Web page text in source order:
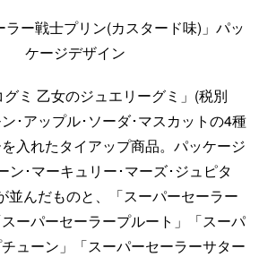
ラー戦士プリン(カスタード味)」パッ
ケージデザイン
ミ 乙女のジュエリーグミ」(税別
･アップル･ソーダ･マスカットの4種
入れたタイアップ商品。パッケージ
ン･マーキュリー･マーズ･ジュピタ
並んだものと、「スーパーセーラー
ーパーセーラープルート」「スーパ
ューン」「スーパーセーラーサター